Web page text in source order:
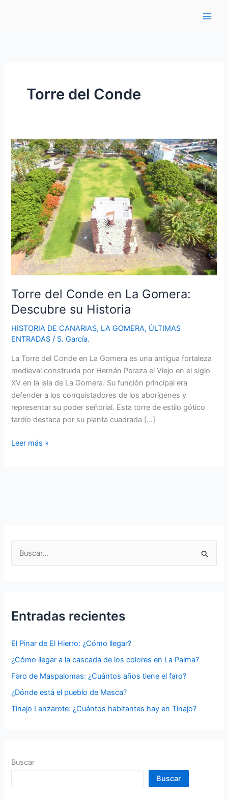
Torre del Conde
Torre del Conde en La Gomera:
Descubre su Historia
HISTORIA DE CANARIAS, LA GOMERA, ÚLTIMAS
ENTRADAS / S. García.
La Torre del Conde en La Gomera es una antigua fortaleza
medieval construida por Hernán Peraza el Viejo en el siglo
XV en la isla de La Gomera. Su función principal era
defender a los conquistadores de los aborígenes y
representar su poder señorial. Esta torre de estilo gótico
tardío destaca por su planta cuadrada […]
Torre
Historia
Leer más »
r
r
:
Entradas recientes
El Pinar de El Hierro: ¿Cómo llegar?
¿Cómo llegar a la cascada de los colores en La Palma?
Faro de Maspalomas: ¿Cuántos años tiene el faro?
¿Dónde está el pueblo de Masca?
Tinajo Lanzarote: ¿Cuántos habitantes hay en Tinajo?
Buscar
Buscar